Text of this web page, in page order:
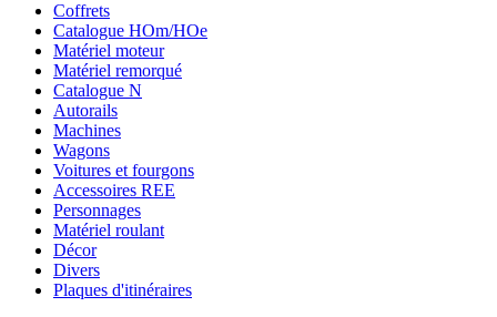
Coffrets
Catalogue HOm/HOe
Matériel moteur
Matériel remorqué
Catalogue N
Autorails
Machines
Wagons
Voitures et fourgons
Accessoires REE
Personnages
Matériel roulant
Décor
Divers
Plaques d'itinéraires